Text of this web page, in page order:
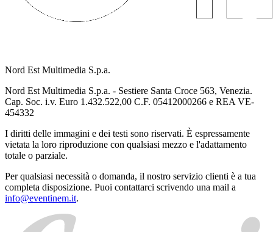
Nord Est Multimedia S.p.a.
Nord Est Multimedia S.p.a. - Sestiere Santa Croce 563, Venezia.
Cap. Soc. i.v. Euro 1.432.522,00 C.F. 05412000266 e REA VE-
454332
I diritti delle immagini e dei testi sono riservati. È espressamente
vietata la loro riproduzione con qualsiasi mezzo e l'adattamento
totale o parziale.
Per qualsiasi necessità o domanda, il nostro servizio clienti è a tua
completa disposizione. Puoi contattarci scrivendo una mail a
info@eventinem.it.